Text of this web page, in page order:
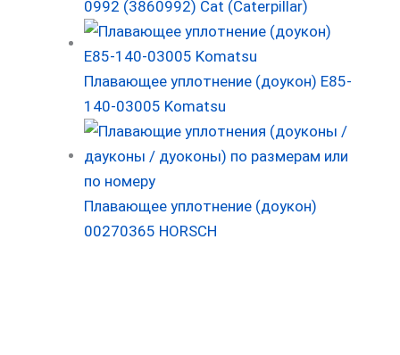
0992 (3860992) Cat (Caterpillar)
Плавающее уплотнение (доукон) E85-
140-03005 Komatsu
Плавающее уплотнение (доукон)
00270365 HORSCH